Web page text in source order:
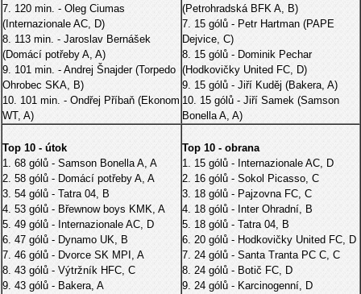
7. 120 min. - Oleg Ciumas
(Internazionale AC, D)
8. 113 min. - Jaroslav Bernášek
(Domácí potřeby A, A)
9. 101 min. - Andrej Šnajder (Torpedo
Ohrobec SKA, B)
10. 101 min. - Ondřej Příbaň (Ekonom
WT, A)
(Petrohradská BFK A, B)
7. 15 gólů - Petr Hartman (PAPE
Dejvice, C)
8. 15 gólů - Dominik Pechar
(Hodkovičky United FC, D)
9. 15 gólů - Jiří Kuděj (Bakera, A)
10. 15 gólů - Jiří Samek (Samson
Bonella A, A)
Top 10 - útok
1. 68 gólů - Samson Bonella A, A
2. 58 gólů - Domácí potřeby A, A
3. 54 gólů - Tatra 04, B
4. 53 gólů - Břewnow boys KMK, A
5. 49 gólů - Internazionale AC, D
6. 47 gólů - Dynamo UK, B
7. 46 gólů - Dvorce SK MPI, A
8. 43 gólů - Výtržník HFC, C
9. 43 gólů - Bakera, A
Top 10 - obrana
1. 15 gólů - Internazionale AC, D
2. 16 gólů - Sokol Picasso, C
3. 18 gólů - Pajzovna FC, C
4. 18 gólů - Inter Ohradní, B
5. 18 gólů - Tatra 04, B
6. 20 gólů - Hodkovičky United FC, D
7. 24 gólů - Santa Tranta PC C, C
8. 24 gólů - Botič FC, D
9. 24 gólů - Karcinogenní, D